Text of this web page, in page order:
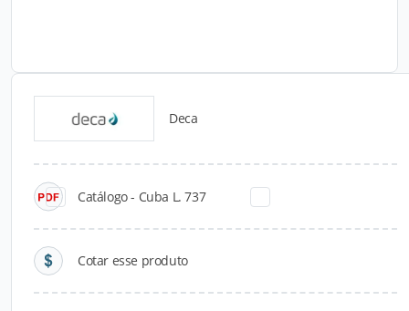
Deca
Catálogo - Cuba L. 737
Cotar esse produto
Catálogos para Download